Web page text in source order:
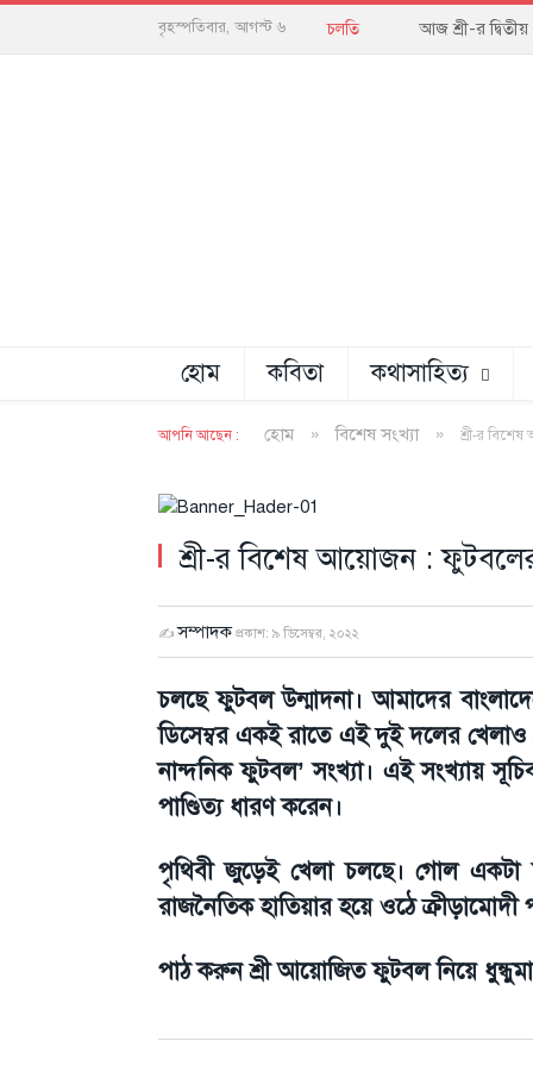
বৃহস্পতিবার, আগস্ট ৬ চলতি আজ শ্রী-র
হোম কবিতা কথাসাহিত্য
আপনি আছেন : হোম » বিশেষ সংখ্যা » শ্রী-র
শ্রী-র বিশেষ আয়োজন :
✍সম্পাদক প্রকাশ: ৯ ডিসেম্বর, ২০২২
চলছে ফুটবল উন্মাদনা। আমাদের
ডিসেম্বর একই রাতে এই দুই দলের
নান্দনিক ফুটবল’ সংখ্যা। এই সংখ্যায়
পাণ্ডিত্য ধারণ করেন।
পৃথিবী জুড়েই খেলা চলছে। গোল
রাজনৈতিক হাতিয়ার হয়ে ওঠে
পাঠ করুন শ্রী আয়োজিত ফুটবল নিয়ে